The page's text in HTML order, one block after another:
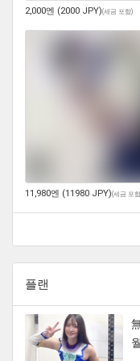
2,000엔 (2000 JPY)(세금 포함)
11,980엔 (11980 JPY)(세금 포함
플랜